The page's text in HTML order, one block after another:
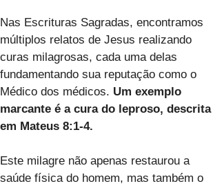
Nas Escrituras Sagradas, encontramos
múltiplos relatos de Jesus realizando
curas milagrosas, cada uma delas
fundamentando sua reputação como o
Médico dos médicos. Um exemplo
marcante é a cura do leproso, descrita
em Mateus 8:1-4.
Este milagre não apenas restaurou a
saúde física do homem, mas também o